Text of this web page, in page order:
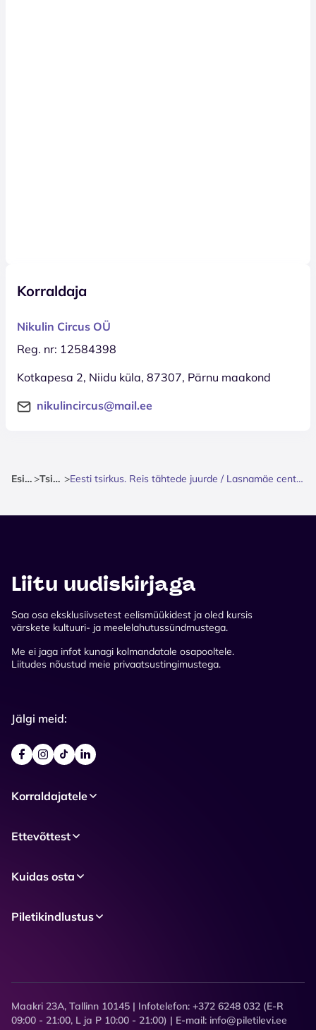
Korraldaja
Nikulin Circus OÜ
Reg. nr: 12584398
Kotkapesa 2, Niidu küla, 87307, Pärnu maakond
nikulincircus@mail.ee
Esileht > Tsirkus > Eesti tsirkus. Reis tähtede juurde / Lasnamäe centrum parkla, Tallinn
Liitu uudiskirjaga
Saa osa eksklusiivsetest eelismüükidest ja oled kursis
värskete kultuuri- ja meelelahutussündmustega.
Me ei jaga infot kunagi kolmandatale osapooltele.
Liitudes nõustud meie privaatsustingimustega.
Jälgi meid:
Korraldajatele
Ettevõttest
Kuidas osta
Piletikindlustus
Maakri 23A, Tallinn 10145 | Infotelefon: +372 6248 032 (E-R
09:00 - 21:00, L ja P 10:00 - 21:00) | E-mail: info@piletilevi.ee